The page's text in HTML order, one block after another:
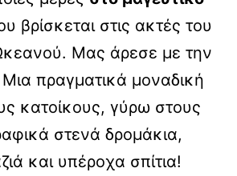
βρίσκεται στις ακτές του
Μας άρεσε με την
πραγματικά μοναδική
κατοίκους, γύρω στους
στενά δρομάκια,
και υπέροχα σπίτια!